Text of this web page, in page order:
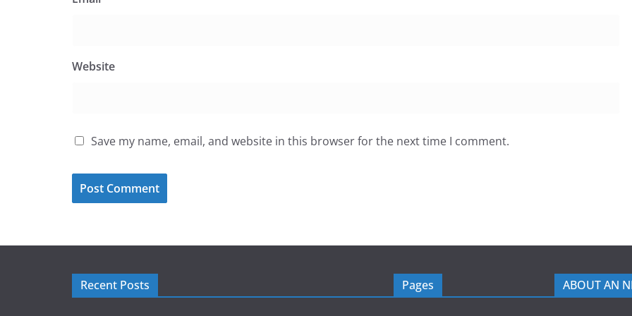
Website
Save my name, email, and website in this browser for the next time I comment.
Recent Posts Pages ABOUT AN